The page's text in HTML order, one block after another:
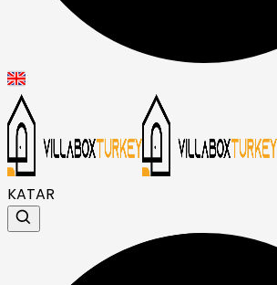
KATAR